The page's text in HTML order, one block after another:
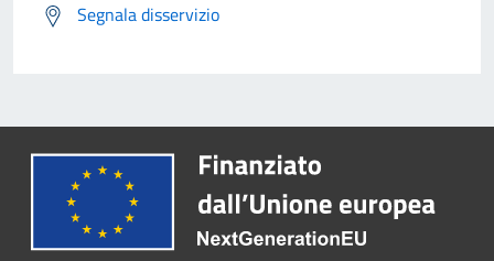
Segnala disservizio